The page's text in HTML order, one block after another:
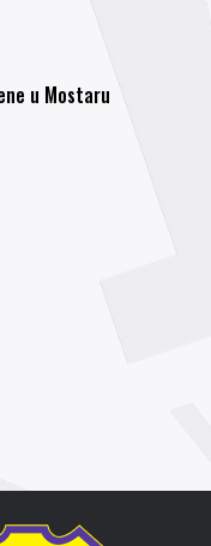
u Mostaru